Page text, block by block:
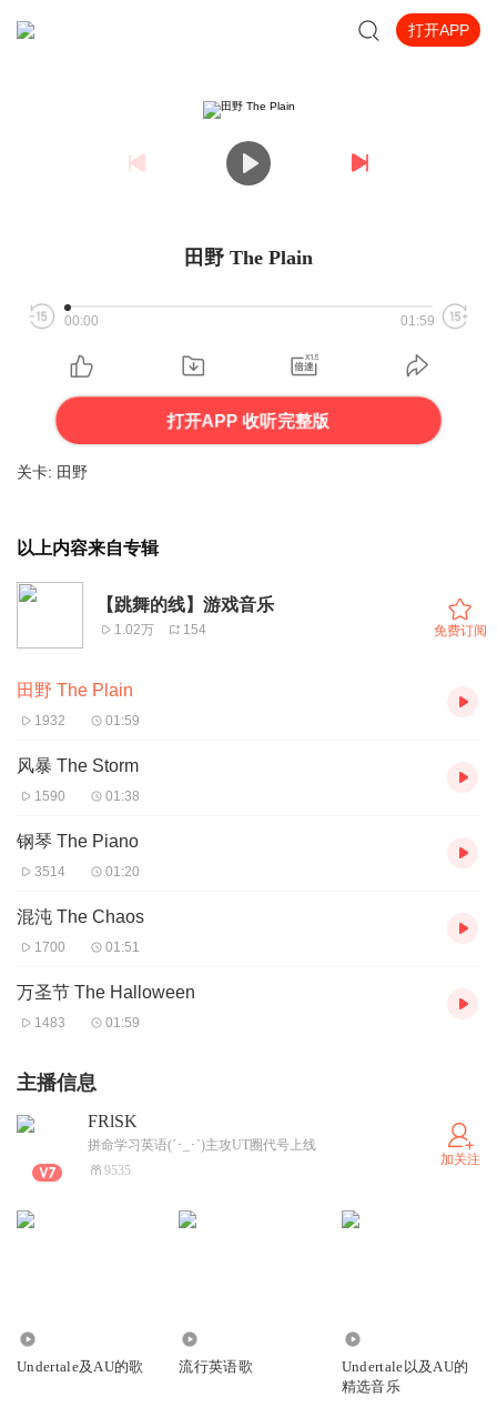
打开APP
田野 The Plain
00:00 01:59
打开APP 收听完整版
关卡: 田野
以上内容来自专辑
【跳舞的线】游戏音乐
1.02万 154 免费订阅
田野 The Plain
1932 01:59
风暴 The Storm
1590 01:38
钢琴 The Piano
3514 01:20
混沌 The Chaos
1700 01:51
万圣节 The Halloween
1483 01:59
主播信息
FRlSK
拼命学习英语(´･_･`)主攻UT圈代号上线
9535
加关注
Undertale及AU的歌 流行英语歌
Undertale以及AU的
精选音乐